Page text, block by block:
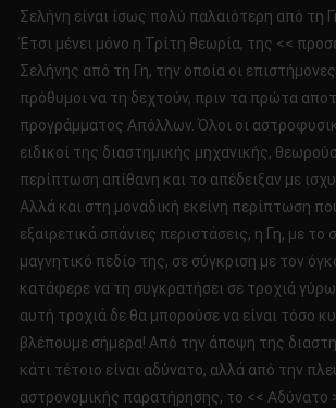
Σελήνη είναι ίσως πολύ παλαιότερη από τη
Έτσι μένει μόνο η Τρίτη θεωρία, της <<
Σελήνης από τη Γη, την οποία οι
πρόθυμοι να τη δεχτούν, πριν τα πρώτα
προγράμματος Απόλλων. Όλοι οι
ειδικοί της διαστημικής μηχανικής,
περίπτωση απίθανη και το απέδειξαν με
Αλλά και στη μοναδική εκείνη περίπτωση
εξαιρετικά σπάνιες περιστάσεις, η Γη, με το
μαγνητικό πεδίο της, σε σύγκριση με τον
κατάφερε να τη συγκρατήσει σε τροχιά
αυτή τροχιά δε θα μπορούσε να είναι τόσο
βλέπουμε σήμερα! Από την άποψη της
κάτι τέτοιο είναι αδύνατο, αλλά από την
αστρονομικής παρατήρησης, το << Αδύνατο